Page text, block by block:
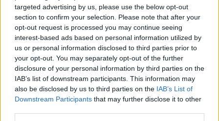
targeted advertising by us, please use the below opt-out
section to confirm your selection. Please note that after your
opt-out request is processed you may continue seeing
interest-based ads based on personal information utilized by
us or personal information disclosed to third parties prior to
your opt-out. You may separately opt-out of the further
disclosure of your personal information by third parties on the
IAB’s list of downstream participants. This information may
also be disclosed by us to third parties on the IAB’s List of
Downstream Participants that may further disclose it to other
technologií a přednášky na téma zdravého životního stylu.
Komentáře